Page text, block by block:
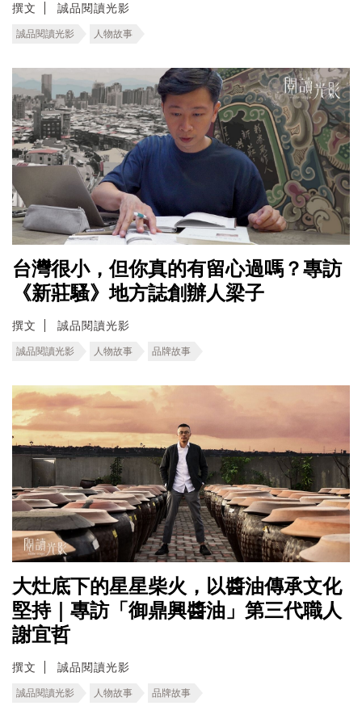
撰文 誠品閱讀光影
誠品閱讀光影 人物故事
台灣很小，但你真的有留心過嗎？專訪
《新莊騷》地方誌創辦人梁子
撰文 誠品閱讀光影
誠品閱讀光影 人物故事 品牌故事
大灶底下的星星柴火，以醬油傳承文化
堅持｜專訪「御鼎興醬油」第三代職人
謝宜哲
撰文 誠品閱讀光影
誠品閱讀光影 人物故事 品牌故事